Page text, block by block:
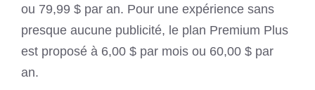
ou 79,99 $ par an. Pour une expérience sans
presque aucune publicité, le plan Premium Plus
est proposé à 6,00 $ par mois ou 60,00 $ par
an.